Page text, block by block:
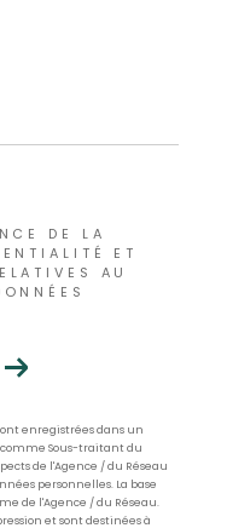
DE LA
ET
AU
enregistrées dans un
Sous-traitant du
de l'Agence / du Réseau
personnelles. La base
de l'Agence / du Réseau.
et sont destinées à